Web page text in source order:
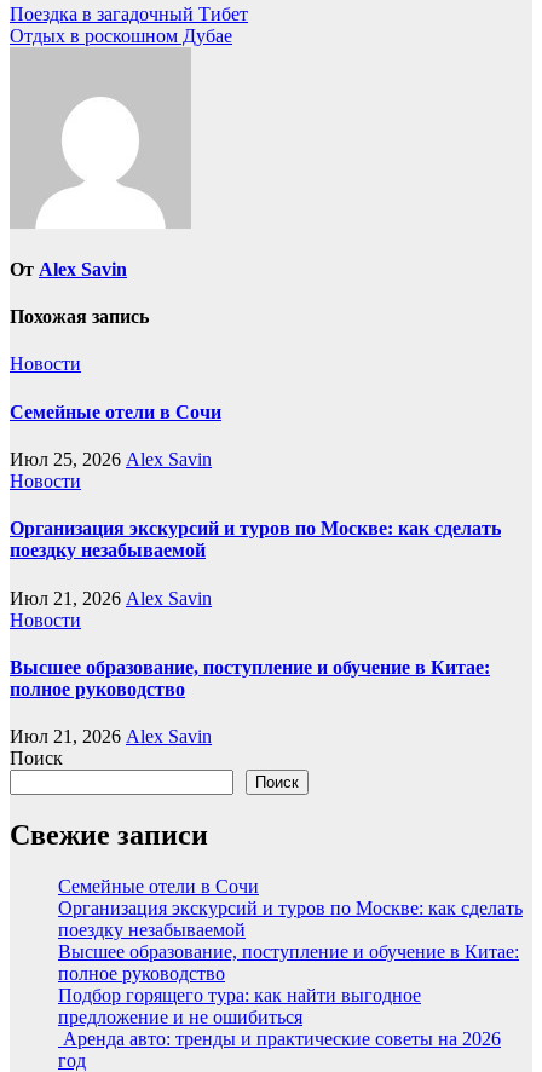
Навигация
по
Поездка в загадочный Тибет
Отдых в роскошном Дубае
От Alex Savin
Похожая запись
Новости
Семейные отели в Сочи
Июл 25, 2026 Alex Savin
Новости
Организация экскурсий и туров по Москве: как сделать
поездку незабываемой
Июл 21, 2026 Alex Savin
Новости
Высшее образование, поступление и обучение в Китае:
полное руководство
Июл 21, 2026 Alex Savin
Поиск
Поиск
Свежие записи
Семейные отели в Сочи
Организация экскурсий и туров по Москве: как сделать
поездку незабываемой
Высшее образование, поступление и обучение в Китае:
полное руководство
Подбор горящего тура: как найти выгодное
предложение и не ошибиться
Аренда авто: тренды и практические советы на 2026
год